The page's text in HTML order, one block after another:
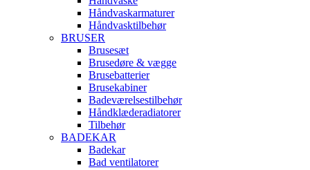
Håndvaskarmaturer
Håndvasktilbehør
BRUSER
Brusesæt
Brusedøre & vægge
Brusebatterier
Brusekabiner
Badeværelsestilbehør
Håndklæderadiatorer
Tilbehør
BADEKAR
Badekar
Bad ventilatorer